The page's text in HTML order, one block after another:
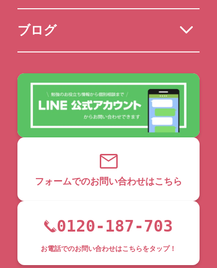
ブログ
フォームでのお問い合わせはこちら
0120-187-703
お電話でのお問い合わせはこちらをタップ！